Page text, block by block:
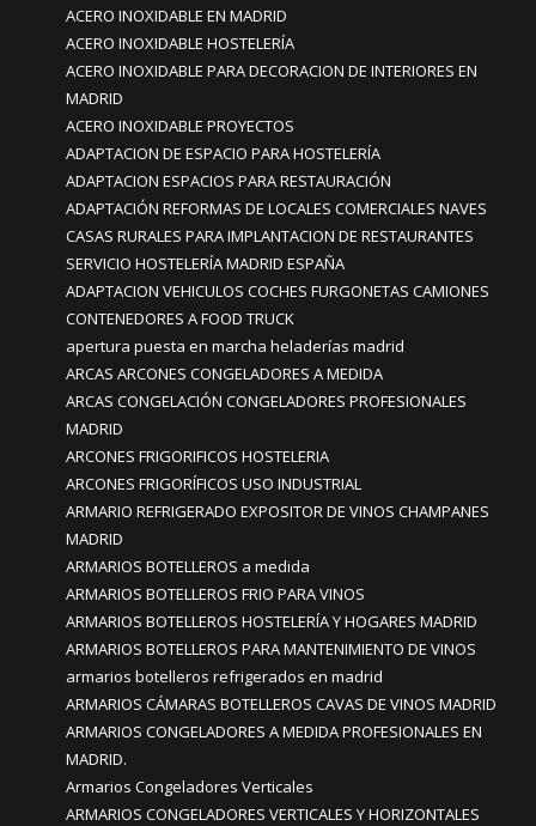
ACERO INOXIDABLE EN MADRID
ACERO INOXIDABLE HOSTELERÍA
ACERO INOXIDABLE PARA DECORACION DE INTERIORES EN
MADRID
ACERO INOXIDABLE PROYECTOS
ADAPTACION DE ESPACIO PARA HOSTELERÍA
ADAPTACION ESPACIOS PARA RESTAURACIÓN
ADAPTACIÓN REFORMAS DE LOCALES COMERCIALES NAVES
CASAS RURALES PARA IMPLANTACION DE RESTAURANTES
SERVICIO HOSTELERÍA MADRID ESPAÑA
ADAPTACION VEHICULOS COCHES FURGONETAS CAMIONES
CONTENEDORES A FOOD TRUCK
apertura puesta en marcha heladerías madrid
ARCAS ARCONES CONGELADORES A MEDIDA
ARCAS CONGELACIÓN CONGELADORES PROFESIONALES
MADRID
ARCONES FRIGORIFICOS HOSTELERIA
ARCONES FRIGORÍFICOS USO INDUSTRIAL
ARMARIO REFRIGERADO EXPOSITOR DE VINOS CHAMPANES
MADRID
ARMARIOS BOTELLEROS a medida
ARMARIOS BOTELLEROS FRIO PARA VINOS
ARMARIOS BOTELLEROS HOSTELERÍA Y HOGARES MADRID
ARMARIOS BOTELLEROS PARA MANTENIMIENTO DE VINOS
armarios botelleros refrigerados en madrid
ARMARIOS CÁMARAS BOTELLEROS CAVAS DE VINOS MADRID
ARMARIOS CONGELADORES A MEDIDA PROFESIONALES EN
MADRID.
Armarios Congeladores Verticales
ARMARIOS CONGELADORES VERTICALES Y HORIZONTALES